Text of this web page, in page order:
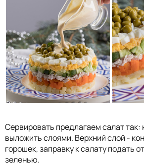
Сервировать предлагаем салат
выложить слоями. Верхний слой -
горошек, заправку к салату подать
зеленью.